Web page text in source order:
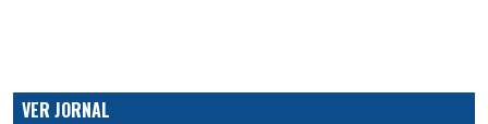
VER JORNAL